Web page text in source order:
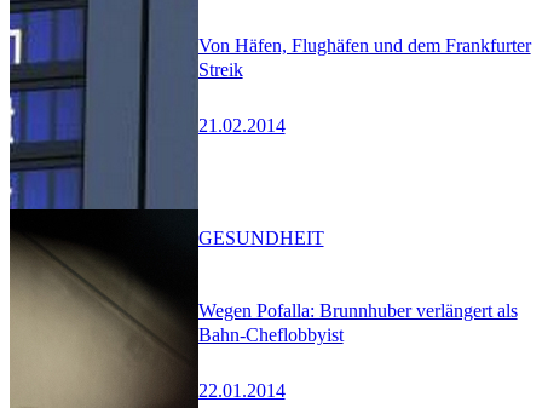
Von Häfen, Flughäfen und dem Frankfurter
Streik
21.02.2014
Wegen Pofalla: Brunnhuber verlängert als
Bahn-Cheflobbyist
22.01.2014
GESUNDHEIT